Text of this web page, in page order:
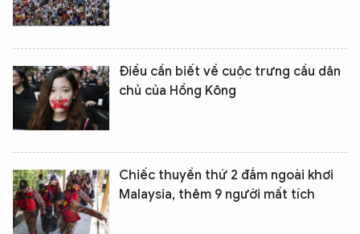
Điều cần biết về cuộc trưng cầu dân
chủ của Hồng Kông
Chiếc thuyền thứ 2 đắm ngoài khơi
Malaysia, thêm 9 người mất tích